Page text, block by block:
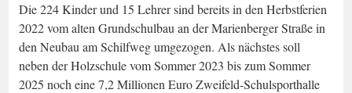
Die 224 Kinder und 15 Lehrer sind bereits in den Herbstferien
2022 vom alten Grundschulbau an der Marienberger Straße in
den Neubau am Schilfweg umgezogen. Als nächstes soll
neben der Holzschule vom Sommer 2023 bis zum Sommer
2025 noch eine 7,2 Millionen Euro Zweifeld-Schulsporthalle